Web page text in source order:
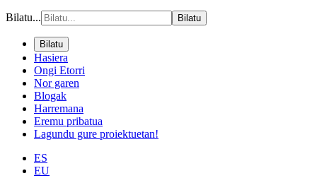
Bilatu... Bilatu
Bilatu
Hasiera
Ongi Etorri
Nor garen
Blogak
Harremana
Eremu pribatua
Lagundu gure proiektuetan!
ES
EU